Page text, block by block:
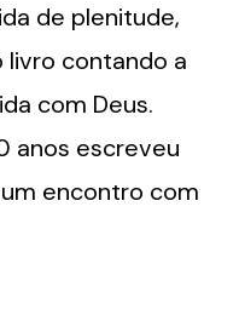
de plenitude,
livro contando a
com Deus.
anos escreveu
encontro com